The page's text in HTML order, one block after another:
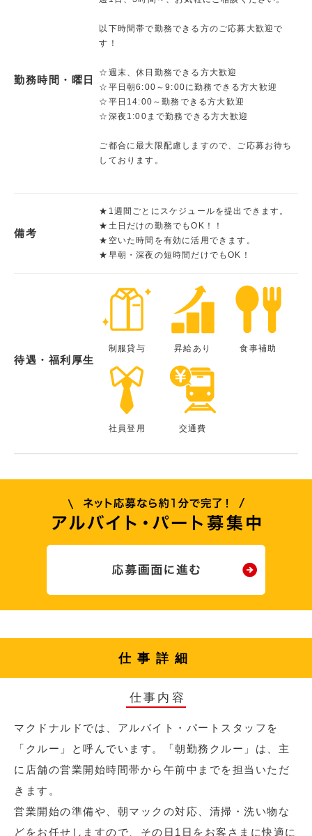
勤務時間・曜日
以下時間帯で勤務できる方のご応募大歓迎で
す！
☆週末、休日勤務できる方大歓迎
☆平日朝6:00～9:00に勤務できる方大歓迎
☆平日14:00～勤務できる方大歓迎
☆深夜1:00まで勤務できる方大歓迎
ご都合に最大限配慮しますので、ご応募お待ち
しております。
備考
★1週間ごとにスケジュールを提出できます。
★土日だけの勤務でもOK！！
★空いた時間を有効に活用できます。
★早朝・深夜の短時間だけでもOK！
待遇・福利厚生
制服貸与 昇給あり 食事補助
社員登用 交通費
仕事詳細
仕事内容
マクドナルドでは、アルバイト・パートスタッフを
「クルー」と呼んでいます。「朝勤務クルー」は、主
に店舗の営業開始時間帯から午前中までを担当いただ
きます。
営業開始の準備や、朝マックの対応、清掃・洗い物な
どをお任せしますので、その日1日をお客さまに快適に